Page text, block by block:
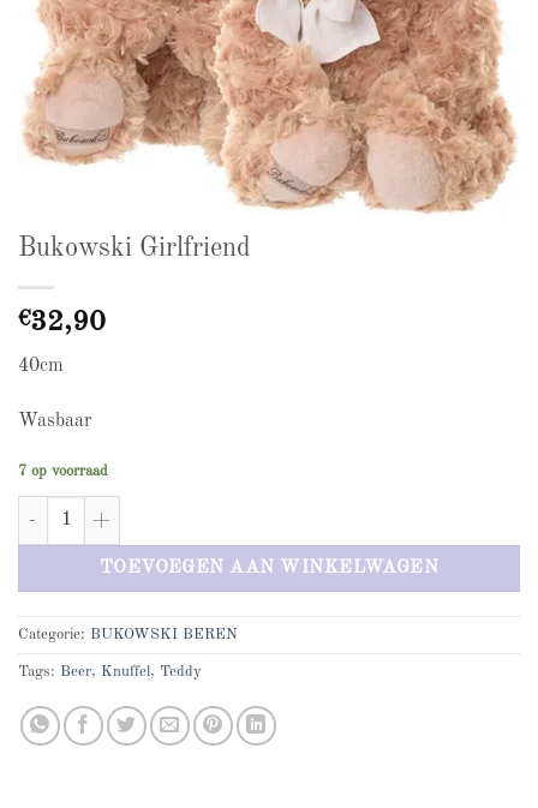
Bukowski Girlfriend
€32,90
40cm
Wasbaar
7 op voorraad
Bukowski Girlfriend aantal
TOEVOEGEN AAN WINKELWAGEN
Categorie: BUKOWSKI BEREN
Tags: Beer, Knuffel, Teddy